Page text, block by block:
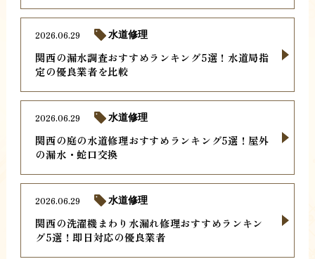
関西の漏水調査おすすめランキング5選！水道局指
定の優良業者を比較
2026.06.29 水道修理
関西の庭の水道修理おすすめランキング5選！屋外
の漏水・蛇口交換
2026.06.29 水道修理
関西の洗濯機まわり水漏れ修理おすすめランキン
グ5選！即日対応の優良業者
2026.06.29 水道修理